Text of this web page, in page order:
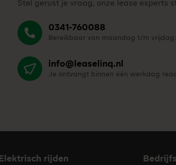
Stel gerust je vraag, onze lease experts
0341-760088
Bereikbaar van maandag t/m vrijdag:
info@leaselinq.nl
Je ontvangt binnen één werkdag
Elektrisch rijden